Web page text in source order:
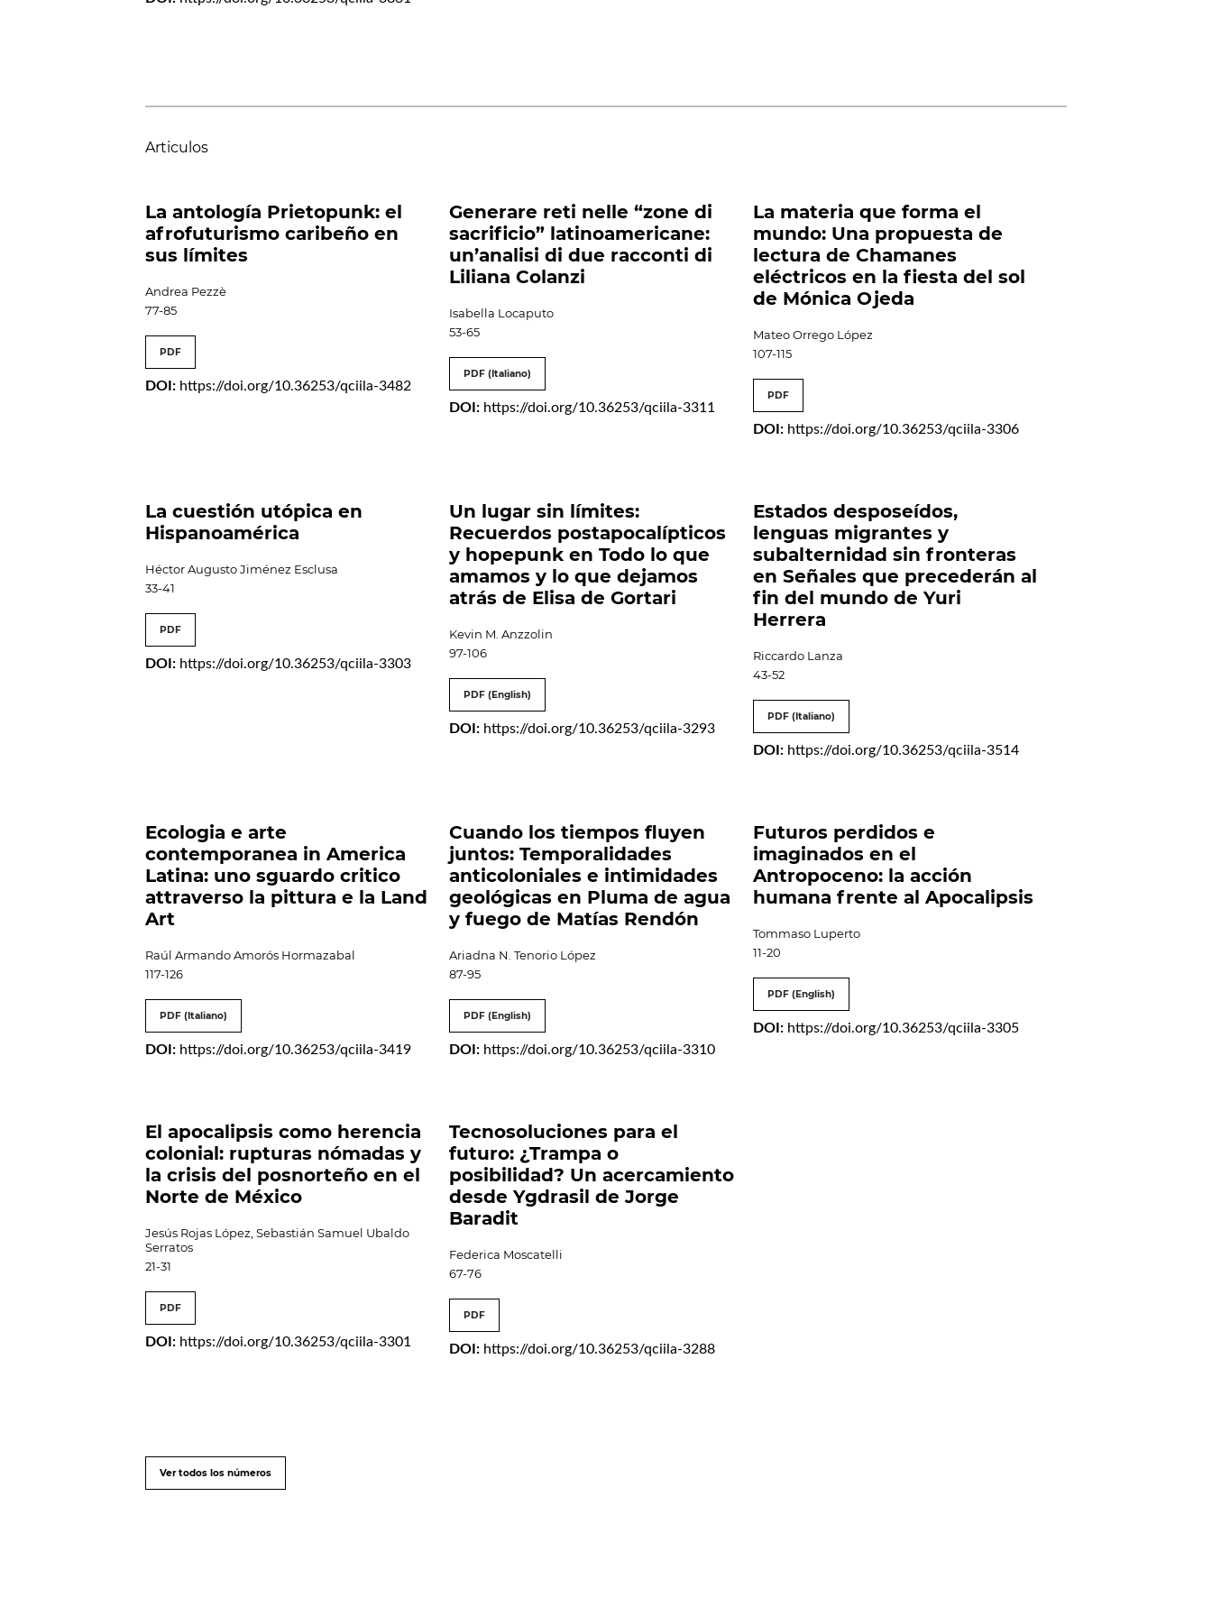
Articulos
La antología Prietopunk: el
afrofuturismo caribeño en
sus límites
Andrea Pezzè
77-85
PDF
DOI: https://doi.org/10.36253/qciila-3482
Generare reti nelle “zone di
sacrificio” latinoamericane:
un’analisi di due racconti di
Liliana Colanzi
Isabella Locaputo
53-65
PDF (Italiano)
DOI: https://doi.org/10.36253/qciila-3311
La materia que forma el
mundo: Una propuesta de
lectura de Chamanes
eléctricos en la fiesta del sol
de Mónica Ojeda
Mateo Orrego López
107-115
PDF
DOI: https://doi.org/10.36253/qciila-3306
La cuestión utópica en
Hispanoamérica
Héctor Augusto Jiménez Esclusa
33-41
PDF
DOI: https://doi.org/10.36253/qciila-3303
Un lugar sin límites:
Recuerdos postapocalípticos
y hopepunk en Todo lo que
amamos y lo que dejamos
atrás de Elisa de Gortari
Kevin M. Anzzolin
97-106
PDF (English)
DOI: https://doi.org/10.36253/qciila-3293
Estados desposeídos,
lenguas migrantes y
subalternidad sin fronteras
en Señales que precederán al
fin del mundo de Yuri
Herrera
Riccardo Lanza
43-52
PDF (Italiano)
DOI: https://doi.org/10.36253/qciila-3514
Ecologia e arte
contemporanea in America
Latina: uno sguardo critico
attraverso la pittura e la Land
Art
Raúl Armando Amorós Hormazabal
117-126
PDF (Italiano)
DOI: https://doi.org/10.36253/qciila-3419
Cuando los tiempos fluyen
juntos: Temporalidades
anticoloniales e intimidades
geológicas en Pluma de agua
y fuego de Matías Rendón
Ariadna N. Tenorio López
87-95
PDF (English)
DOI: https://doi.org/10.36253/qciila-3310
Futuros perdidos e
imaginados en el
Antropoceno: la acción
humana frente al Apocalipsis
Tommaso Luperto
11-20
PDF (English)
DOI: https://doi.org/10.36253/qciila-3305
El apocalipsis como herencia
colonial: rupturas nómadas y
la crisis del posnorteño en el
Norte de México
Jesús Rojas López, Sebastián Samuel Ubaldo
Serratos
21-31
PDF
DOI: https://doi.org/10.36253/qciila-3301
Tecnosoluciones para el
futuro: ¿Trampa o
posibilidad? Un acercamiento
desde Ygdrasil de Jorge
Baradit
Federica Moscatelli
67-76
PDF
DOI: https://doi.org/10.36253/qciila-3288
Ver todos los números